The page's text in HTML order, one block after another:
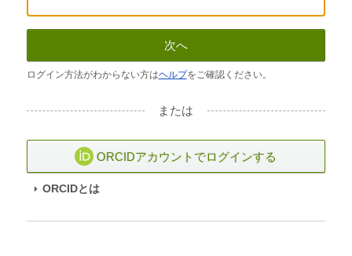
次へ
ログイン方法がわからない方はヘルプをご確認ください。
または
ORCIDアカウントでログインする
ORCIDとは